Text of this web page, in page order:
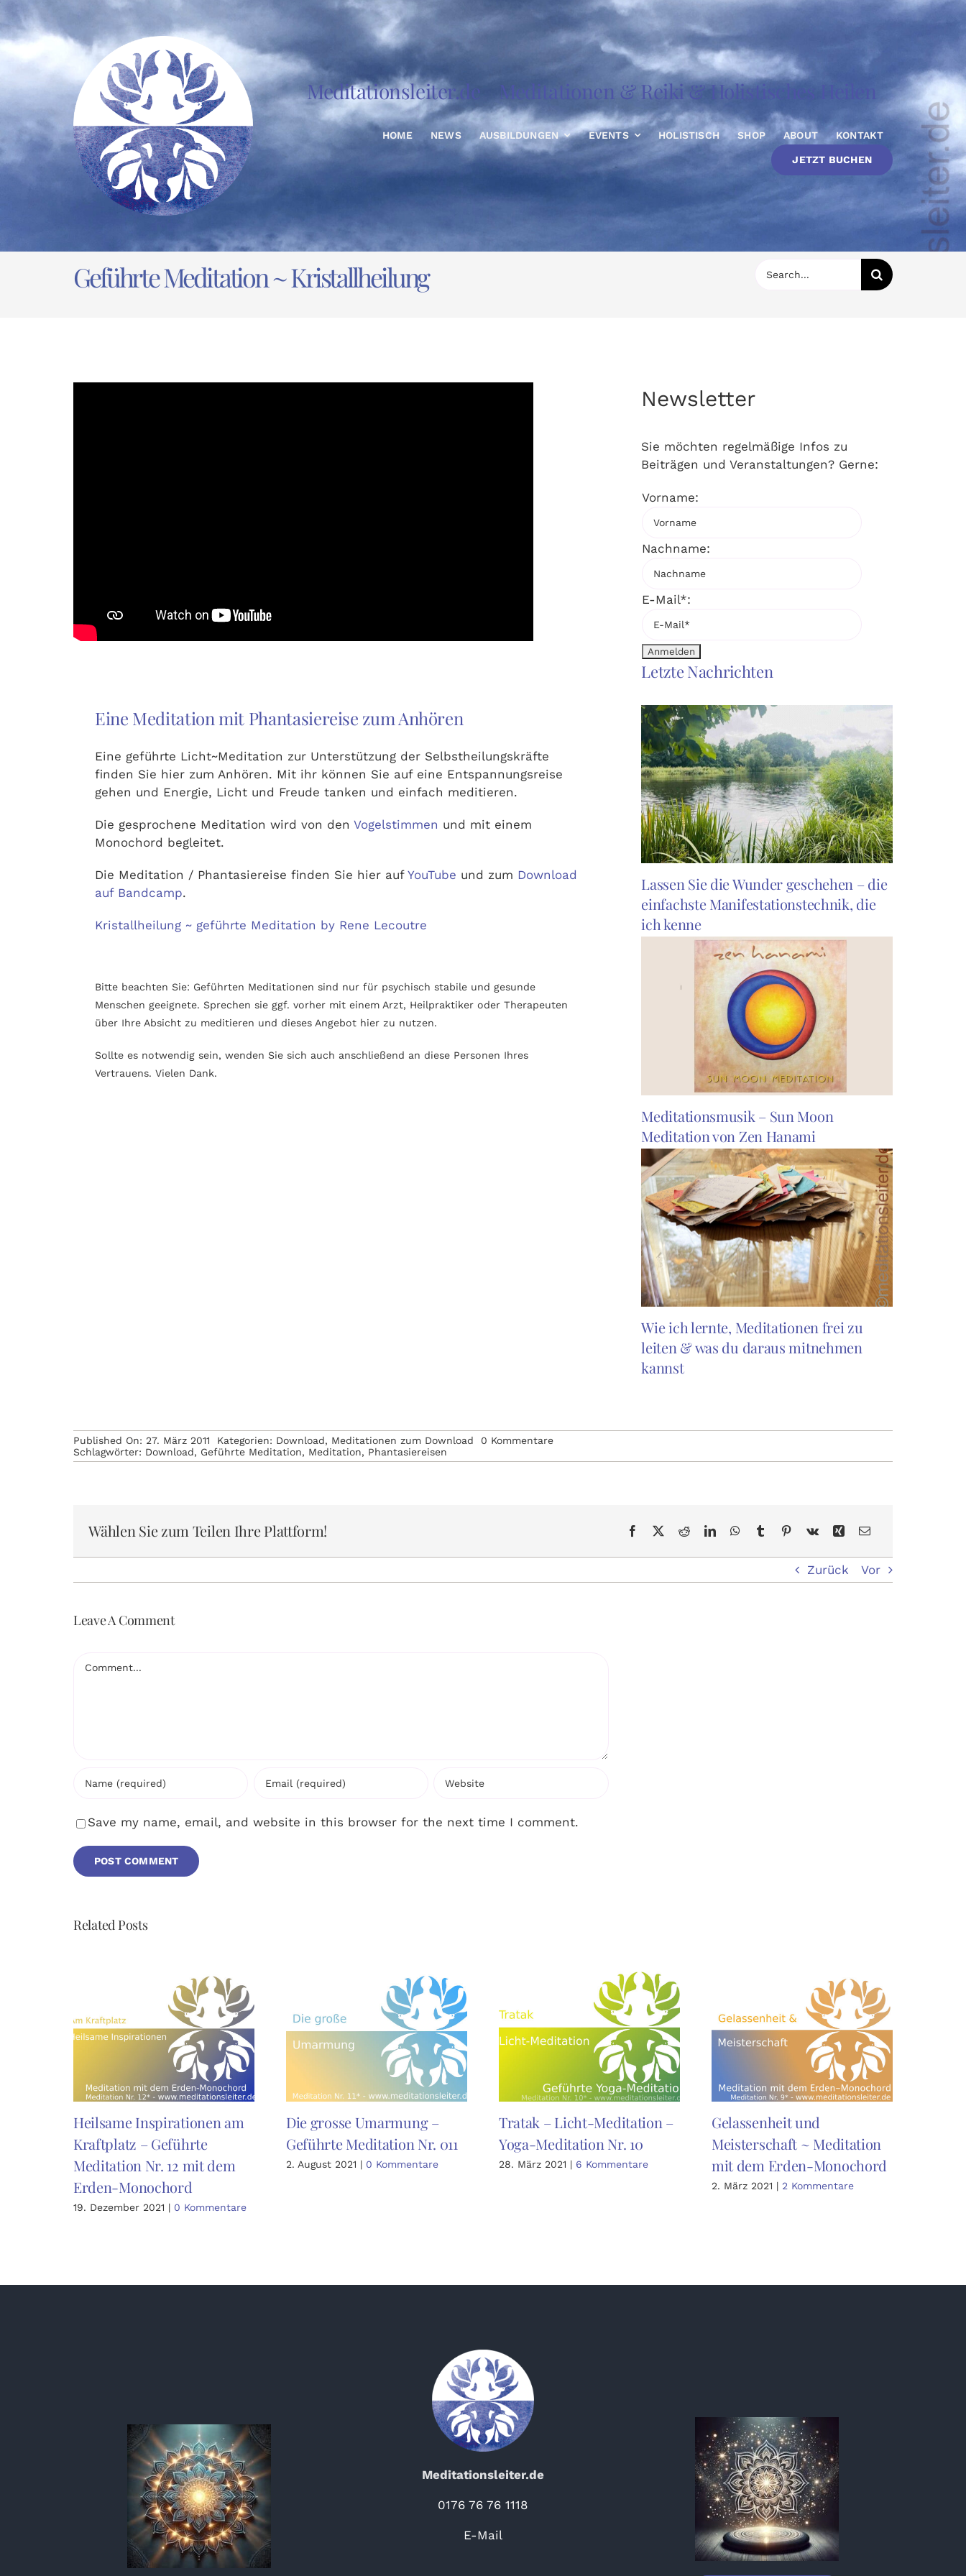
Inhalt
springen
Meditationsleiter.de Meditationen & Reiki & Holistisches Heilen
HOME NEWS AUSBILDUNGEN EVENTS HOLISTISCH SHOP ABOUT KONTAKT
JETZT BUCHEN
Geführte Meditation ~ Kristallheilung
Eine Meditation mit Phantasiereise zum Anhören
Eine geführte Licht~Meditation zur Unterstützung der Selbstheilungskräfte
finden Sie hier zum Anhören. Mit ihr können Sie auf eine Entspannungsreise
gehen und Energie, Licht und Freude tanken und einfach meditieren.
Die gesprochene Meditation wird von den Vogelstimmen und mit einem
Monochord begleitet.
Die Meditation / Phantasiereise finden Sie hier auf YouTube und zum Download
auf Bandcamp.
Kristallheilung ~ geführte Meditation by Rene Lecoutre
Bitte beachten Sie: Geführten Meditationen sind nur für psychisch stabile und gesunde
Menschen geeignete. Sprechen sie ggf. vorher mit einem Arzt, Heilpraktiker oder Therapeuten
über Ihre Absicht zu meditieren und dieses Angebot hier zu nutzen.
Sollte es notwendig sein, wenden Sie sich auch anschließend an diese Personen Ihres
Vertrauens. Vielen Dank.
Newsletter
Sie möchten regelmäßige Infos zu
Beiträgen und Veranstaltungen? Gerne:
Vorname:
Nachname:
E-Mail*:
Letzte Nachrichten
Lassen Sie die Wunder geschehen – die
einfachste Manifestationstechnik, die
ich kenne
Meditationsmusik – Sun Moon
Meditation von Zen Hanami
Wie ich lernte, Meditationen frei zu
leiten & was du daraus mitnehmen
kannst
Published On: 27. März 2011 Kategorien: Download, Meditationen zum Download 0 Kommentareon
Meditation
Schlagwörter: Download, Geführte Meditation, Meditation, Phantasiereisen
Wählen Sie zum Teilen Ihre Plattform!
Zurück Vor
Leave A Comment
Comment
Save my name, email, and website in this browser for the next time I comment.
Related Posts
Heilsame Inspirationen am
Kraftplatz – Geführte
Meditation Nr. 12 mit dem
Erden-Monochord
19. Dezember 2021 | 0 Kommentare
Die grosse Umarmung –
Geführte Meditation Nr. 011
2. August 2021 | 0 Kommentare
Tratak – Licht-Meditation –
Yoga-Meditation Nr. 10
28. März 2021 | 6 Kommentare
Gelassenheit und
Meisterschaft ~ Meditation
mit dem Erden-Monochord
2. März 2021 | 2 Kommentare
Meditationsleiter.de
0176 76 76 1118
E-Mail